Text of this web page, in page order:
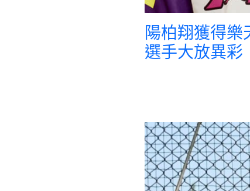
陽柏翔獲得樂
選手大放異彩